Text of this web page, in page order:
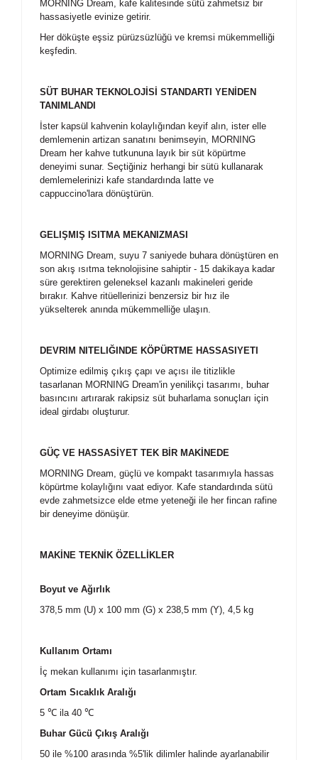
MORNING Dream, kafe kalitesinde sütü zahmetsiz bir
hassasiyetle evinize getirir.
Her döküşte eşsiz pürüzsüzlüğü ve kremsi mükemmelliği
keşfedin.
SÜT BUHAR TEKNOLOJİSİ STANDARTI YENİDEN
TANIMLANDI
İster kapsül kahvenin kolaylığından keyif alın, ister elle
demlemenin artizan sanatını benimseyin, MORNING
Dream her kahve tutkununa layık bir süt köpürtme
deneyimi sunar. Seçtiğiniz herhangi bir sütü kullanarak
demlemelerinizi kafe standardında latte ve
cappuccino'lara dönüştürün.
GELIŞMIŞ ISITMA MEKANIZMASI
MORNING Dream, suyu 7 saniyede buhara dönüştüren en
son akış ısıtma teknolojisine sahiptir - 15 dakikaya kadar
süre gerektiren geleneksel kazanlı makineleri geride
bırakır. Kahve ritüellerinizi benzersiz bir hız ile
yükselterek anında mükemmelliğe ulaşın.
DEVRIM NITELIĞINDE KÖPÜRTME HASSASIYETI
Optimize edilmiş çıkış çapı ve açısı ile titizlikle
tasarlanan MORNING Dream'in yenilikçi tasarımı, buhar
basıncını artırarak rakipsiz süt buharlama sonuçları için
ideal girdabı oluşturur.
GÜÇ VE HASSASİYET TEK BİR MAKİNEDE
MORNING Dream, güçlü ve kompakt tasarımıyla hassas
köpürtme kolaylığını vaat ediyor. Kafe standardında sütü
evde zahmetsizce elde etme yeteneği ile her fincan rafine
bir deneyime dönüşür.
MAKİNE TEKNİK ÖZELLİKLER
Boyut ve Ağırlık
378,5 mm (U) x 100 mm (G) x 238,5 mm (Y), 4,5 kg
Kullanım Ortamı
İç mekan kullanımı için tasarlanmıştır.
Ortam Sıcaklık Aralığı
5 ℃ ila 40 ℃
Buhar Gücü Çıkış Aralığı
50 ile %100 arasında %5'lik dilimler halinde ayarlanabilir